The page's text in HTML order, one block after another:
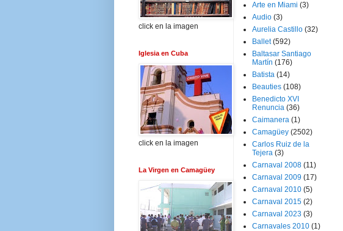
click en la imagen
Iglesia en Cuba
click en la imagen
La Virgen en Camagüey
Arte en Miami (3)
Audio (3)
Aurelia Castillo (32)
Ballet (592)
Baltasar Santiago
Martín (176)
Batista (14)
Beauties (108)
Benedicto XVI
Renuncia (36)
Caimanera (1)
Camagüey (2502)
Carlos Ruiz de la
Tejera (3)
Carnaval 2008 (11)
Carnaval 2009 (17)
Carnaval 2010 (5)
Carnaval 2015 (2)
Carnaval 2023 (3)
Carnavales 2010 (1)